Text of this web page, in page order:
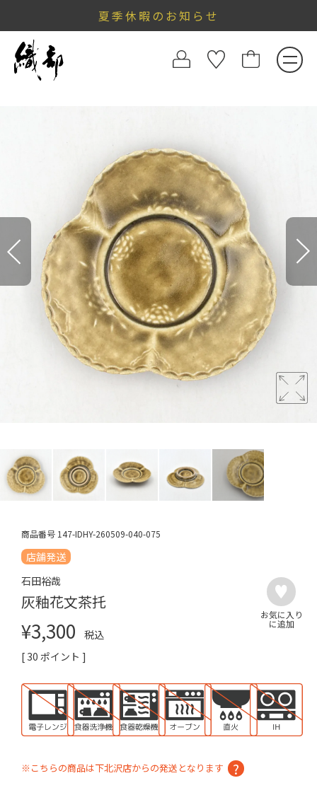
夏季休暇のお知らせ
商品番号 147-IDHY-260509-040-075
店舗発送
石田裕哉
灰釉花文茶托
¥3,300
税込
[ 30 ポイント ]
※こちらの商品は下北沢店からの発送となります